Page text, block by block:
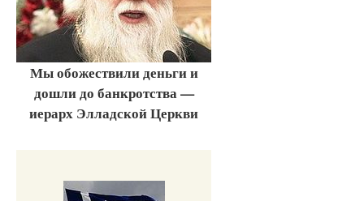
Мы обожествили деньги и
дошли до банкротства —
иерарх Элладской Церкви